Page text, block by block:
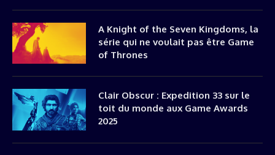
A Knight of the Seven Kingdoms, la
série qui ne voulait pas être Game
of Thrones
Clair Obscur : Expedition 33 sur le
toit du monde aux Game Awards
2025